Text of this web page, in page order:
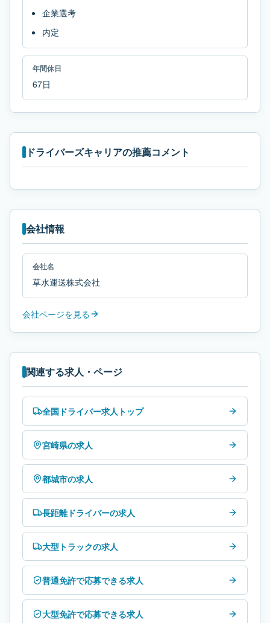
企業選考
内定
年間休日
67日
ドライバーズキャリアの推薦コメント
会社情報
会社名
草水運送株式会社
会社ページを見る
関連する求人・ページ
全国ドライバー求人トップ
宮崎県の求人
都城市の求人
長距離ドライバーの求人
大型トラックの求人
普通免許で応募できる求人
大型免許で応募できる求人